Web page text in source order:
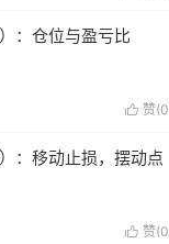
：仓位与盈亏比
 赞(0
：移动止损，摆动点
 赞(0